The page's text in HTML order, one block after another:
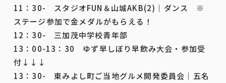
11：30- スタジオFUN＆山城AKB(2)｜ダンス ※
ステージ参加で金メダルがもらえる！
12：30- 三加茂中学校青年部
13：00-13：30 ゆず早しぼり早飲み大会・参加受
付↓↓↓
13：30- 東みよし町ご当地グルメ開発委員会｜五名